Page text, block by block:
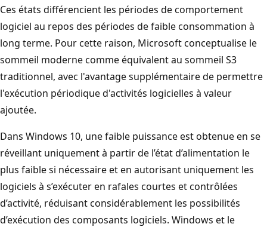
Ces états différencient les périodes de comportement
logiciel au repos des périodes de faible consommation à
long terme. Pour cette raison, Microsoft conceptualise le
sommeil moderne comme équivalent au sommeil S3
traditionnel, avec l'avantage supplémentaire de permettre
l'exécution périodique d'activités logicielles à valeur
ajoutée.
Dans Windows 10, une faible puissance est obtenue en se
réveillant uniquement à partir de l’état d’alimentation le
plus faible si nécessaire et en autorisant uniquement les
logiciels à s’exécuter en rafales courtes et contrôlées
d’activité, réduisant considérablement les possibilités
d’exécution des composants logiciels. Windows et le